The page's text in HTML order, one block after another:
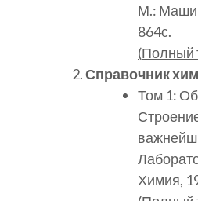
М.:
864с.
(Полный
Справочник
Том 1:
Химия,